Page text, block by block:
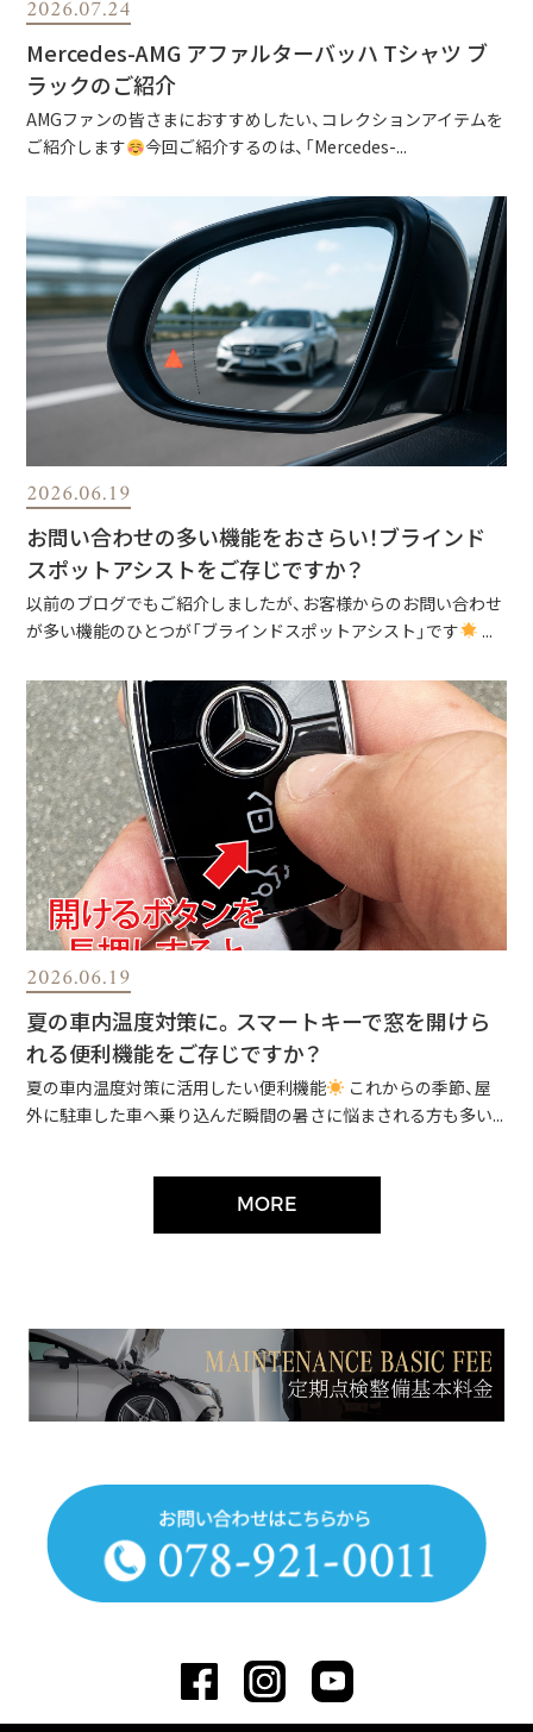
2026.07.24
Mercedes-AMG アファルターバッハ Tシャツ ブ
ラックのご紹介
AMGファンの皆さまにおすすめしたい、コレクションアイテムを
ご紹介します
今回ご紹介するのは、「Mercedes-...
2026.06.19
お問い合わせの多い機能をおさらい！ブラインド
スポットアシストをご存じですか？
以前のブログでもご紹介しましたが、お客様からのお問い合わせ
が多い機能のひとつが「ブラインドスポットアシスト」です
...
2026.06.19
夏の車内温度対策に。スマートキーで窓を開けら
れる便利機能をご存じですか？
夏の車内温度対策に活用したい便利機能
これからの季節、屋
外に駐車した車へ乗り込んだ瞬間の暑さに悩まされる方も多い...
MORE